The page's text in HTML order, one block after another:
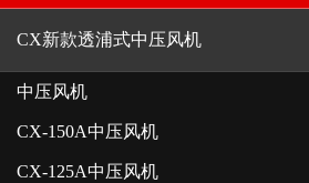
CX新款透浦式中压风机
中压风机
CX-150A中压风机
CX-125A中压风机